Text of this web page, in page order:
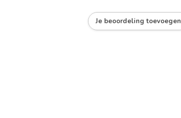
Je beoordeling toevoegen